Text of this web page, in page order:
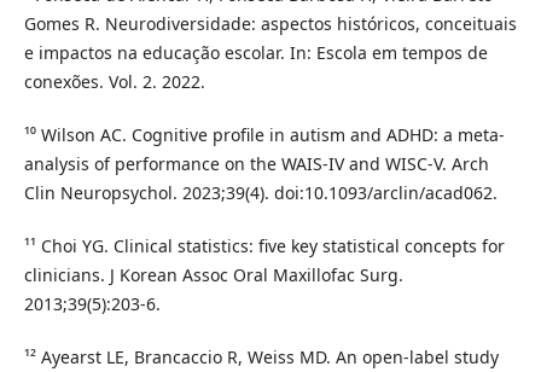
Gomes R. Neurodiversidade: aspectos históricos, conceituais
e impactos na educação escolar. In: Escola em tempos de
conexões. Vol. 2. 2022.
¹⁰ Wilson AC. Cognitive profile in autism and ADHD: a meta-
analysis of performance on the WAIS-IV and WISC-V. Arch
Clin Neuropsychol. 2023;39(4). doi:10.1093/arclin/acad062.
¹¹ Choi YG. Clinical statistics: five key statistical concepts for
clinicians. J Korean Assoc Oral Maxillofac Surg.
2013;39(5):203-6.
¹² Ayearst LE, Brancaccio R, Weiss MD. An open-label study